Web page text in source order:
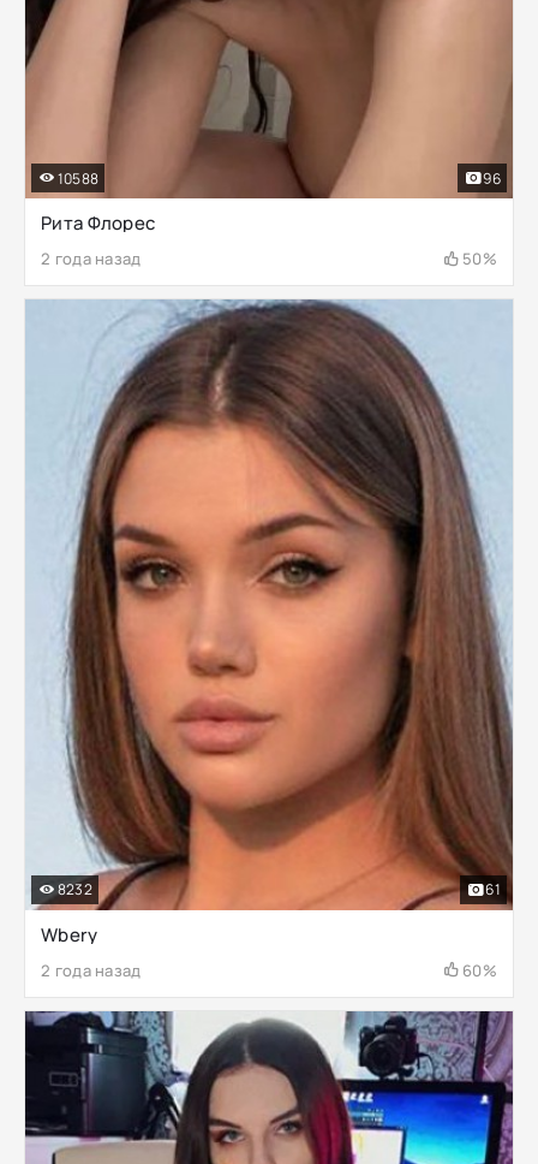
Рита Флорес
2 года назад 50%
10588 96
Wbery
2 года назад 60%
8232 61